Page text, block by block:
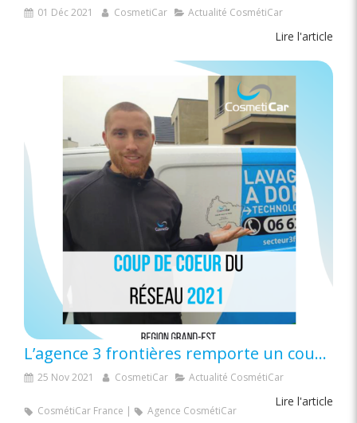
01 Déc 2021 CosmetiCar Actualité CosmétiCar
Lire l'article
L’agence 3 frontières remporte un coup de coeur du réseau pour la région Grand Est
25 Nov 2021 CosmetiCar Actualité CosmétiCar
Lire l'article
CosmétiCar France Agence CosmétiCar